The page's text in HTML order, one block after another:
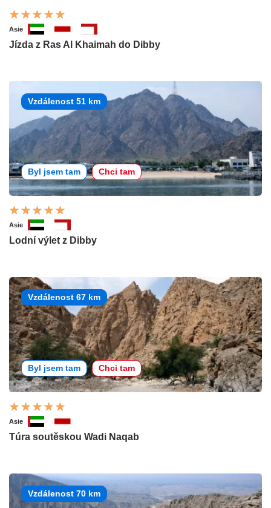
Asie
Jízda z Ras Al Khaimah do Dibby
Vzdálenost 51 km
Byl jsem tam Chci tam
Asie
Lodní výlet z Dibby
Vzdálenost 67 km
Byl jsem tam Chci tam
Asie
Túra soutěskou Wadi Naqab
Vzdálenost 70 km